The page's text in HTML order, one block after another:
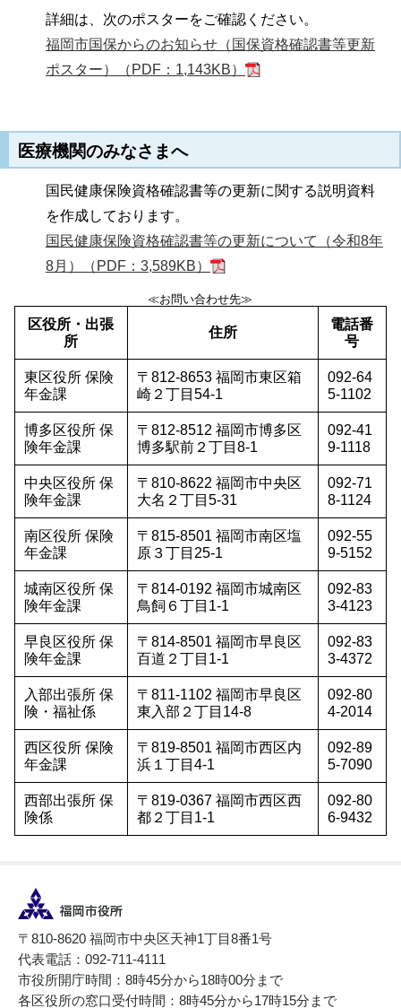
詳細は、次のポスターをご確認ください。
福岡市国保からのお知らせ（国保資格確認書等更新
ポスター）（PDF：1,143KB）
医療機関のみなさまへ
国民健康保険資格確認書等の更新に関する説明資料
を作成しております。
国民健康保険資格確認書等の更新について（令和8年
8月）（PDF：3,589KB）
≪お問い合わせ先≫
区役所・出張
所
住所
電話番
号
東区役所 保険
年金課
〒812-8653 福岡市東区箱
崎２丁目54-1
092-64
5-1102
博多区役所 保
険年金課
〒812-8512 福岡市博多区
博多駅前２丁目8-1
092-41
9-1118
中央区役所 保
険年金課
〒810-8622 福岡市中央区
大名２丁目5-31
092-71
8-1124
南区役所 保険
年金課
〒815-8501 福岡市南区塩
原３丁目25-1
092-55
9-5152
城南区役所 保
険年金課
〒814-0192 福岡市城南区
鳥飼６丁目1-1
092-83
3-4123
早良区役所 保
険年金課
〒814-8501 福岡市早良区
百道２丁目1-1
092-83
3-4372
入部出張所 保
険・福祉係
〒811-1102 福岡市早良区
東入部２丁目14-8
092-80
4-2014
西区役所 保険
年金課
〒819-8501 福岡市西区内
浜１丁目4-1
092-89
5-7090
西部出張所 保
険係
〒819-0367 福岡市西区西
都２丁目1-1
092-80
6-9432
〒810-8620 福岡市中央区天神1丁目8番1号
代表電話：092-711-4111
市役所開庁時間：8時45分から18時00分まで
各区役所の窓口受付時間：8時45分から17時15分まで